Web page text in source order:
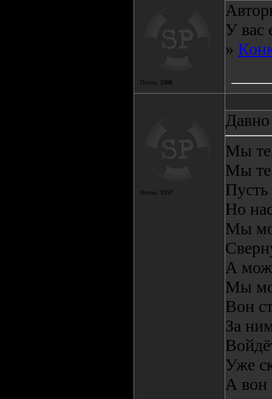
Посты: 2388
У вас
»
Посты: 1557
Мы
Мы
Пусть
Но
Мы
А
Мы
Вон
За
Уже
А вон